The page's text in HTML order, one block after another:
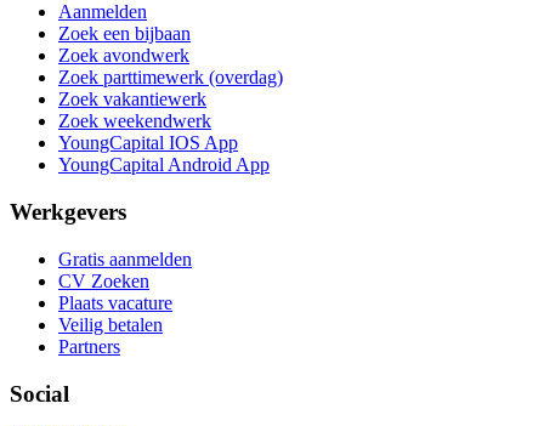
Aanmelden
Zoek een bijbaan
Zoek avondwerk
Zoek parttimewerk (overdag)
Zoek vakantiewerk
Zoek weekendwerk
YoungCapital IOS App
YoungCapital Android App
Werkgevers
Gratis aanmelden
CV Zoeken
Plaats vacature
Veilig betalen
Partners
Social